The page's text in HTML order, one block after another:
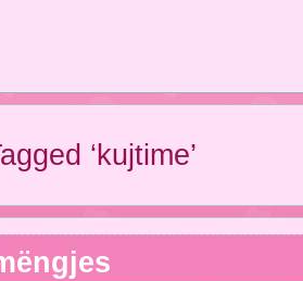
‘kujtime’